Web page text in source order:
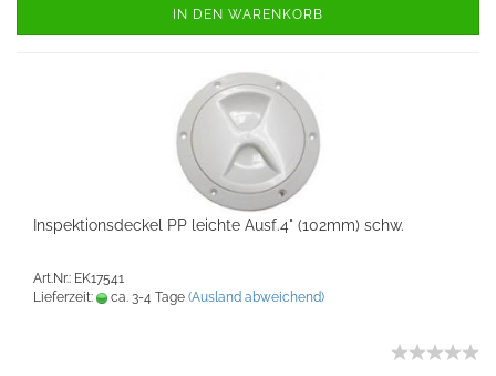
IN DEN WARENKORB
Inspektionsdeckel PP leichte Ausf.4" (102mm) schw.
Art.Nr.: EK17541
Lieferzeit:
ca. 3-4 Tage (Ausland abweichend)